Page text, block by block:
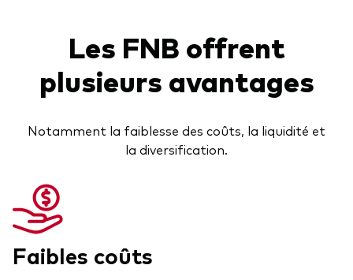
Titres à revenu fixe
Gestion active
Gestion passive
Ressources destinées aux conseillers
Relations avec les clients
Portefeuilles modèles
Nos perspectives sur l’économie et les
marchés pour 2026
À propos de nous
Salle de presse
Événements et webinaires
Les FNB offrent
plusieurs avantages
Notamment la faiblesse des coûts, la liquidité et
la diversification.
Faibles coûts